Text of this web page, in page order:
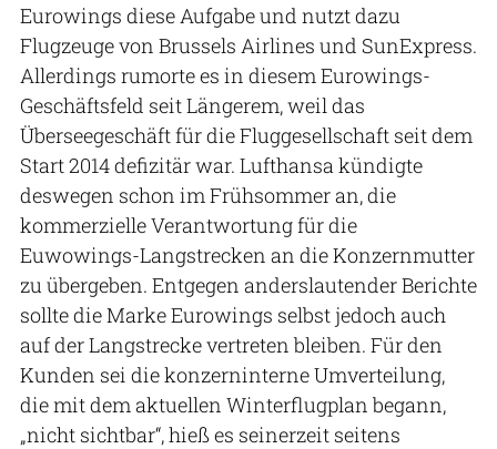
Eurowings diese Aufgabe und nutzt dazu
Flugzeuge von Brussels Airlines und SunExpress.
Allerdings rumorte es in diesem Eurowings-
Geschäftsfeld seit Längerem, weil das
Überseegeschäft für die Fluggesellschaft seit dem
Start 2014 defizitär war. Lufthansa kündigte
deswegen schon im Frühsommer an, die
kommerzielle Verantwortung für die
Euwowings-Langstrecken an die Konzernmutter
zu übergeben. Entgegen anderslautender Berichte
sollte die Marke Eurowings selbst jedoch auch
auf der Langstrecke vertreten bleiben. Für den
Kunden sei die konzerninterne Umverteilung,
die mit dem aktuellen Winterflugplan begann,
„nicht sichtbar“, hieß es seinerzeit seitens